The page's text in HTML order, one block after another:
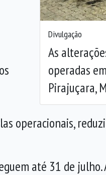
Divulgação
As
operadas
Pirajuçara,
operacionais,
até 31 de